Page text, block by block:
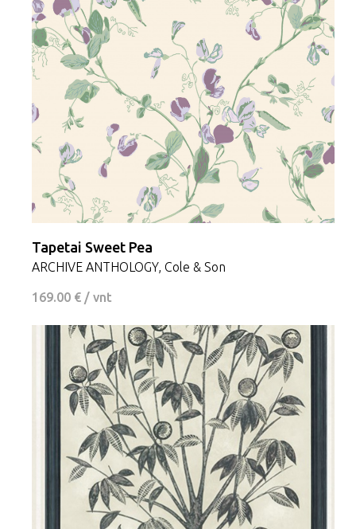
Tapetai Sweet Pea
ARCHIVE ANTHOLOGY, Cole & Son
169.00 € / vnt